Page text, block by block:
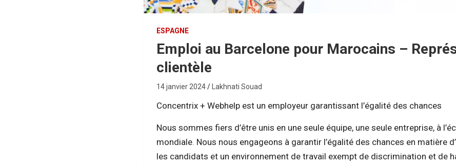
ESPAGNE
Emploi au Barcelone pour Marocains –
clientèle
14 janvier 2024 Lakhnati Souad
Concentrix + Webhelp est un employeur garantissant l’égalité des chances
Nous sommes fiers d’être unis en une seule équipe, une seule entreprise, à
mondiale. Nous nous engageons à garantir l’égalité des chances en matière
les candidats et un environnement de travail exempt de discrimination et de